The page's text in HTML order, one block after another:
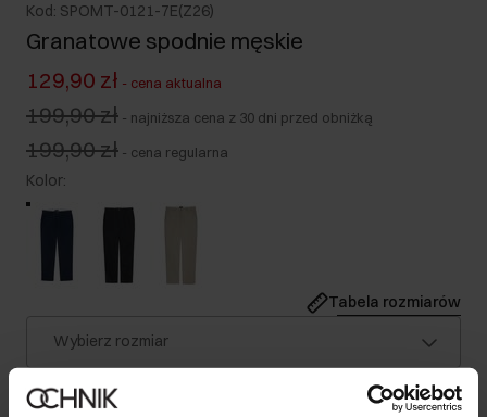
Kod: SPOMT-0121-7E(Z26)
Granatowe spodnie męskie
129,90 zł - cena aktualna
199,90 zł - najniższa cena z 30 dni przed obniżką
199,90 zł - cena regularna
Kolor:
Tabela rozmiarów
Wybierz rozmiar
Wysyłka w 1 dzień roboczy